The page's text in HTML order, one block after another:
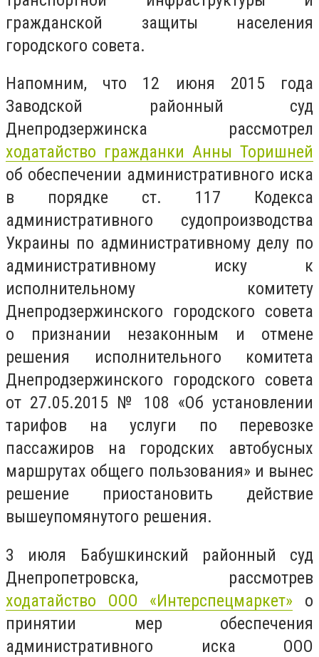
гражданской защиты населения
городского совета.
Напомним, что 12 июня 2015 года
Заводской районный суд
Днепродзержинска рассмотрел
ходатайство гражданки Анны Торишней
об обеспечении административного иска
в порядке ст. 117 Кодекса
административного судопроизводства
Украины по административному делу по
административному иску к
исполнительному комитету
Днепродзержинского городского совета
о признании незаконным и отмене
решения исполнительного комитета
Днепродзержинского городского совета
от 27.05.2015 № 108 «Об установлении
тарифов на услуги по перевозке
пассажиров на городских автобусных
маршрутах общего пользования» и вынес
решение приостановить действие
вышеупомянутого решения.
3 июля Бабушкинский районный суд
Днепропетровска, рассмотрев
ходатайство ООО «Интерспецмаркет» о
принятии мер обеспечения
административного иска ООО